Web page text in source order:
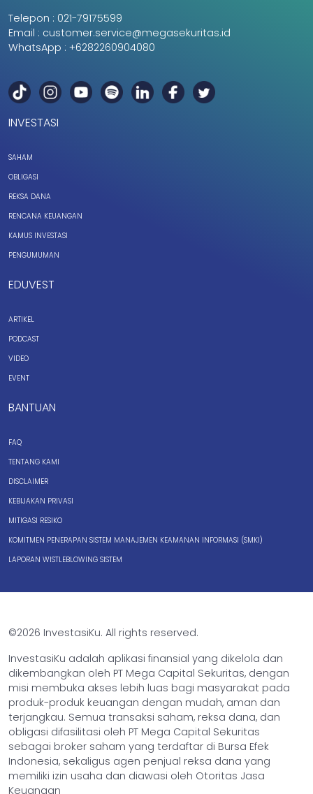
Telepon : 021-79175599
Email : customer.service@megasekuritas.id
WhatsApp : +6282260904080
INVESTASI
SAHAM
OBLIGASI
REKSA DANA
RENCANA KEUANGAN
KAMUS INVESTASI
PENGUMUMAN
EDUVEST
ARTIKEL
PODCAST
VIDEO
EVENT
BANTUAN
FAQ
TENTANG KAMI
DISCLAIMER
KEBIJAKAN PRIVASI
MITIGASI RESIKO
KOMITMEN PENERAPAN SISTEM MANAJEMEN KEAMANAN INFORMASI (SMKI)
LAPORAN WISTLEBLOWING SISTEM
©2026 InvestasiKu. All rights reserved.
InvestasiKu adalah aplikasi finansial yang dikelola dan
dikembangkan oleh PT Mega Capital Sekuritas, dengan
misi membuka akses lebih luas bagi masyarakat pada
produk-produk keuangan dengan mudah, aman dan
terjangkau. Semua transaksi saham, reksa dana, dan
obligasi difasilitasi oleh PT Mega Capital Sekuritas
sebagai broker saham yang terdaftar di Bursa Efek
Indonesia, sekaligus agen penjual reksa dana yang
memiliki izin usaha dan diawasi oleh Otoritas Jasa
Keuangan